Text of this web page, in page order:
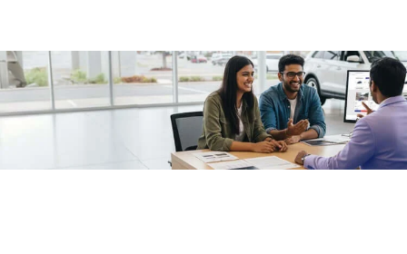
/fragments/plp-details